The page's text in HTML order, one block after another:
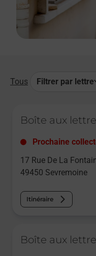
Tous Filtrer par lettre
Boîte aux
Prochaine
17 Rue De La
49450 Sevremoine
Itinéraire
Boîte aux